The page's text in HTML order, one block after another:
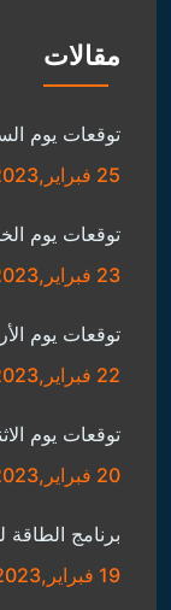
مقالات
توقعات يوم السبت 25
25 فبراير,2023
توقعات يوم الخميس
23 فبراير,2023
توقعات يوم الأربعاء 22
22 فبراير,2023
توقعات يوم الاثنين 20
20 فبراير,2023
برنامج الطاقة
19 فبراير,2023